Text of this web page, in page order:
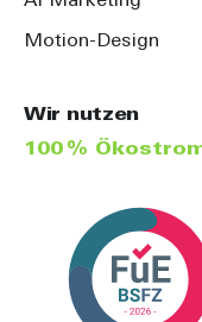
Wir nutzen
100 %
Motion-Design